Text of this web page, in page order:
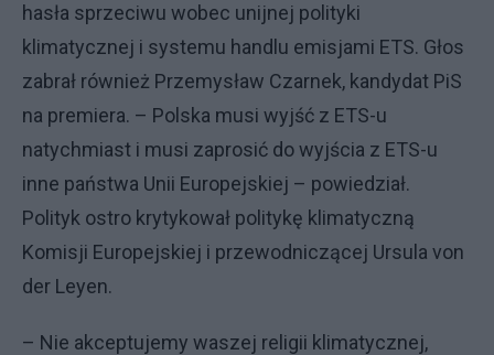
hasła sprzeciwu wobec unijnej polityki
klimatycznej i systemu handlu emisjami ETS. Głos
zabrał również Przemysław Czarnek, kandydat PiS
na premiera. – Polska musi wyjść z ETS-u
natychmiast i musi zaprosić do wyjścia z ETS-u
inne państwa Unii Europejskiej – powiedział.
Polityk ostro krytykował politykę klimatyczną
Komisji Europejskiej i przewodniczącej Ursula von
der Leyen.
– Nie akceptujemy waszej religii klimatycznej,